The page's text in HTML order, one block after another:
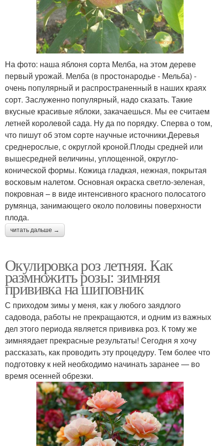
На фото: наша яблоня сорта Мелба, на этом дереве
первый урожай. Мелба (в простонародье - Мельба) -
очень популярный и распространенный в наших краях
сорт. Заслуженно популярный, надо сказать. Такие
вкусные красивые яблоки, закачаешься. Мы ее считаем
летней королевой сада. Ну да по порядку. Сперва о том,
что пишут об этом сорте научные источники.Деревья
среднерослые, с округлой кроной.Плоды средней или
вышесредней величины, уплощенной, округло-
конической формы. Кожица гладкая, нежная, покрытая
восковым налетом. Основная окраска светло-зеленая,
покровная – в виде интенсивного красного полосатого
румянца, занимающего около половины поверхности
плода.
читать дальше →
Окулировка роз летняя. Как
размножить розы: зимняя
прививка на шиповник
С приходом зимы у меня, как у любого заядлого
садовода, работы не прекращаются, и одним из важных
дел этого периода является прививка роз. К тому же
зимняядает прекрасные результаты! Сегодня я хочу
рассказать, как проводить эту процедуру. Тем более что
подготовку к ней необходимо начинать заранее — во
время осенней обрезки.